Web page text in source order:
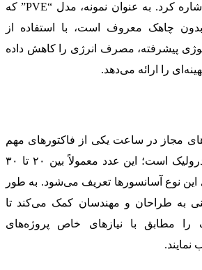
و سیستم کنترل آن‌ها اشاره کرد. به عنوان نمونه، مدل “PVE” که
چاهک معروف است، با استفاده از
پیشرفته، مصرف انرژی را کاهش داده
را ارائه می‌دهد.
مجاز در ساعت یکی از فاکتورهای مهم
در انتخاب آسانسور هیدرولیک است؛ این عدد معمولاً بین ۲۰ تا ۳۰
نوع آسانسورها تعریف می‌شود. به طور
به طراحان و مهندسان کمک می‌کند تا
را مطابق با نیازهای خاص پروژه‌های